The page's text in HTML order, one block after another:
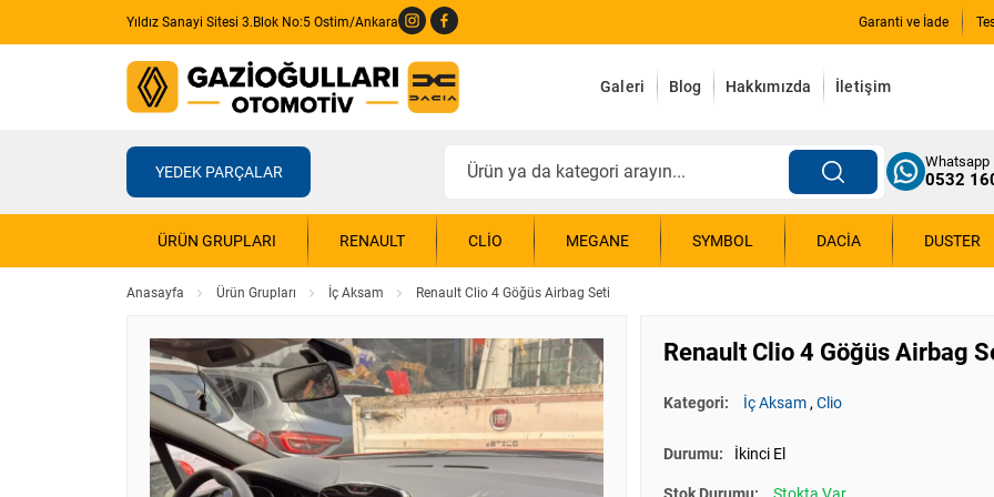
Yıldız Sanayi Sitesi 3.Blok No:5 Ostim/Ankara Garanti ve İade
Galeri Blog Hakkımızda İletişim
YEDEK PARÇALAR
Whatsapp
0532
ÜRÜN GRUPLARI RENAULT CLIO MEGANE SYMBOL DACIA DUSTER
Anasayfa Ürün Grupları İç Aksam Renault Clio 4 Göğüs Airbag Seti
Renault Clio 4 Göğüs Airbag
Kategori: İç Aksam,Clio
Durumu: İkinci El